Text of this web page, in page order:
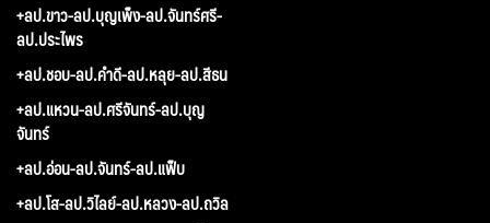
+ลป.ขาว-ลป.บุญเพ็ง-ลป.จันทร์ศรี-
ลป.ประไพร
+ลป.ชอบ-ลป.คำดี-ลป.หลุย-ลป.สีธน
+ลป.แหวน-ลป.ศรีจันทร์-ลป.บุญ
จันทร์
+ลป.อ่อน-ลป.จันทร์-ลป.แฟ็บ
+ลป.โส-ลป.วิไลย์-ลป.หลวง-ลป.ถวิล